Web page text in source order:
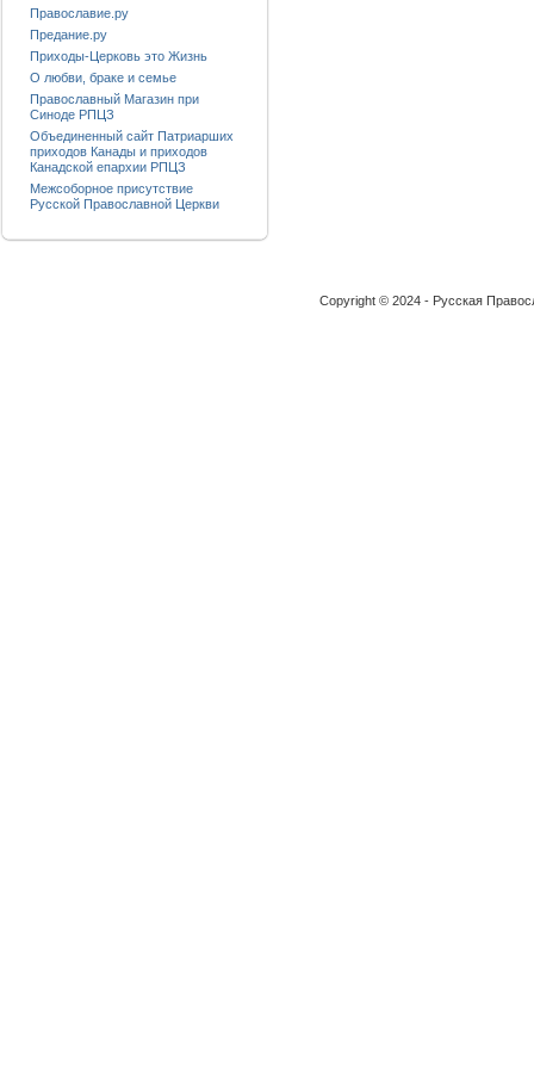
Православие.ру
Предание.ру
Приходы-Церковь это Жизнь
О любви, браке и семье
Православный Магазин при
Синоде РПЦЗ
Объединенный сайт Патриарших
приходов Канады и приходов
Канадской епархии РПЦЗ
Межсоборное присутствие
Русской Православной Церкви
Copyright © 2024 - Русская